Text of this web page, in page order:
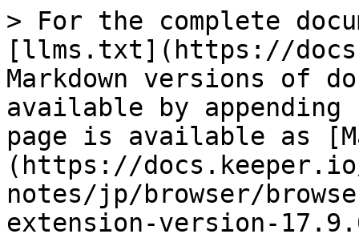
> For the complete
[llms.txt](https://
Markdown versions of
available by
page is available as
(https://
notes/jp/browser/
extension-version-